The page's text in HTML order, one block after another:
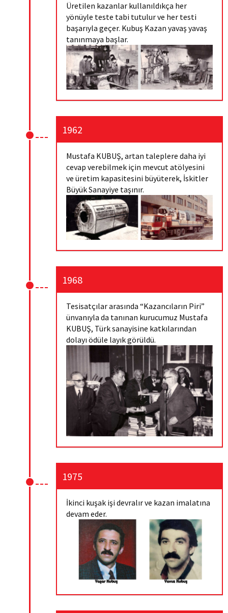
Üretilen kazanlar kullanıldıkça her
yönüyle teste tabi tutulur ve her testi
başarıyla geçer. Kubuş Kazan yavaş yavaş
tanınmaya başlar.
1962
Mustafa KUBUŞ, artan taleplere daha iyi
cevap verebilmek için mevcut atölyesini
ve üretim kapasitesini büyüterek, İskitler
Büyük Sanayiye taşınır.
1968
Tesisatçılar arasında “Kazancıların Piri”
ünvanıyla da tanınan kurucumuz Mustafa
KUBUŞ, Türk sanayisine katkılarından
dolayı ödüle layık görüldü.
1975
İkinci kuşak işi devralır ve kazan imalatına
devam eder.